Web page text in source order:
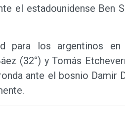
el estadounidense Ben
para los argentinos
(32°) y Tomás
ante el bosnio Damir